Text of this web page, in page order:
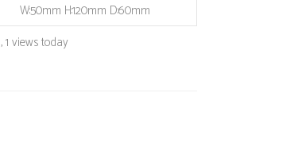
W:50mm H:120mm D:60mm
, 1 views today